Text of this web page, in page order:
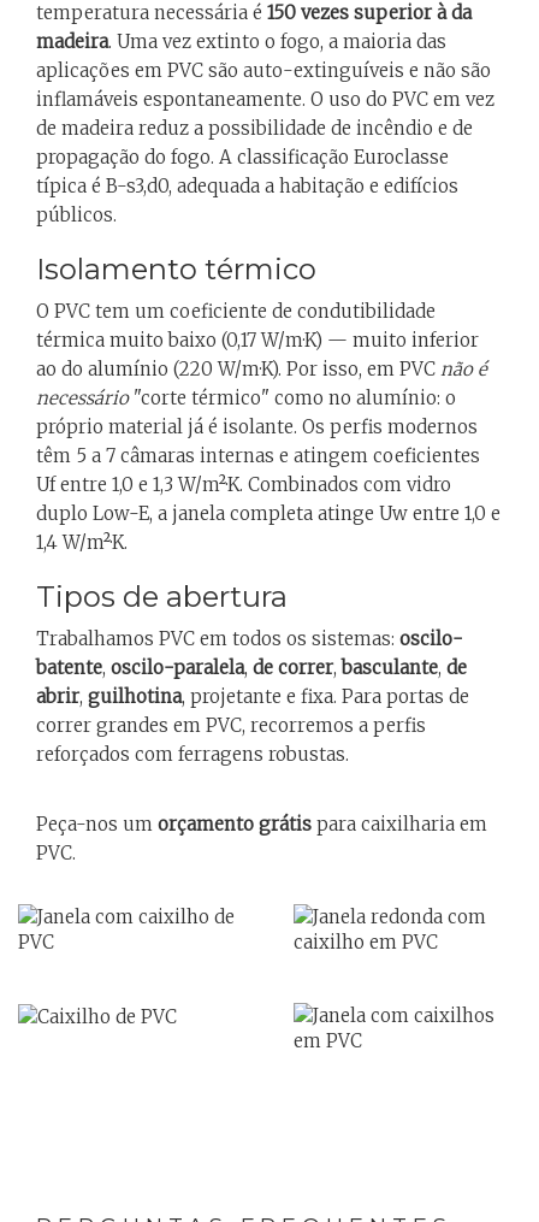
temperatura necessária é 150 vezes superior à da
madeira. Uma vez extinto o fogo, a maioria das
aplicações em PVC são auto-extinguíveis e não são
inflamáveis espontaneamente. O uso do PVC em vez
de madeira reduz a possibilidade de incêndio e de
propagação do fogo. A classificação Euroclasse
típica é B-s3,d0, adequada a habitação e edifícios
públicos.
Isolamento térmico
O PVC tem um coeficiente de condutibilidade
térmica muito baixo (0,17 W/m·K) — muito inferior
ao do alumínio (220 W/m·K). Por isso, em PVC não é
necessário"corte térmico" como no alumínio: o
próprio material já é isolante. Os perfis modernos
têm 5 a 7 câmaras internas e atingem coeficientes
Uf entre 1,0 e 1,3 W/m²·K. Combinados com vidro
duplo Low-E, a janela completa atinge Uw entre 1,0 e
1,4 W/m²·K.
Tipos de abertura
Trabalhamos PVC em todos os sistemas: oscilo-
batente, oscilo-paralela, de correr,basculante, de
abrir, guilhotina, projetante e fixa. Para portas de
correr grandes em PVC, recorremos a perfis
reforçados com ferragens robustas.
Peça-nos um orçamento grátis para caixilharia em
PVC.